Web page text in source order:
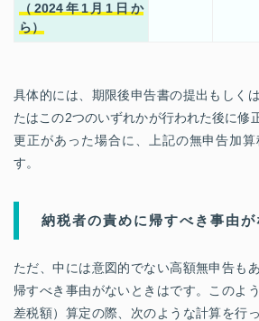
（2024年1月1日か
ら）
具体的には、期限後申告書の提出もしく
たはこの2つのいずれかが行われた後に修
更正があった場合に、上記の無申告加
す。
納税者の責めに帰すべき事由が
ただ、中には意図的でない高額無申告も
帰すべき事由がないときはです。このよ
差税額）算定の際、次のような計算を行